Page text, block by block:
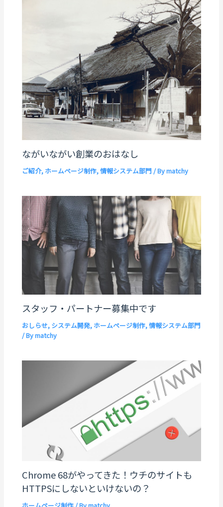
ながいながい創業のおはなし
ご紹介, ホームページ制作,情報システム部門 / Bymatchy
スタッフ・パートナー募集中です
おしらせ, システム開発, ホームページ制作,情報システム部門
/ Bymatchy
Chrome 68がやってきた！ウチのサイトも
HTTPSにしないといけないの？